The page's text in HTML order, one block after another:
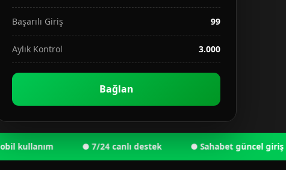
Başarılı Giriş 99
Aylık Kontrol 3.000
Bağlan
● 7/24 canlı destek ● Sahabet güncel giriş